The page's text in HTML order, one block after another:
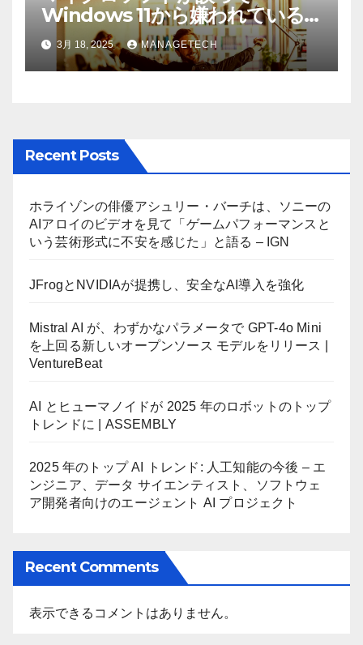
Windows 11から嫌われている
AI機能を削除したことにユーザ
ーが歓喜
3月 18, 2025 MANAGETECH
Recent Posts
ホライゾンの俳優アシュリー・バーチは、ソニーの
AIアロイのビデオを見て「ゲームパフォーマンスと
いう芸術形式に不安を感じた」と語る – IGN
JFrogとNVIDIAが提携し、安全なAI導入を強化
Mistral AI が、わずかなパラメータで GPT-4o Mini
を上回る新しいオープンソース モデルをリリース |
VentureBeat
AI とヒューマノイドが 2025 年のロボットのトップ
トレンドに | ASSEMBLY
2025 年のトップ AI トレンド: 人工知能の今後 – エ
ンジニア、データ サイエンティスト、ソフトウェ
ア開発者向けのエージェント AI プロジェクト
Recent Comments
表示できるコメントはありません。